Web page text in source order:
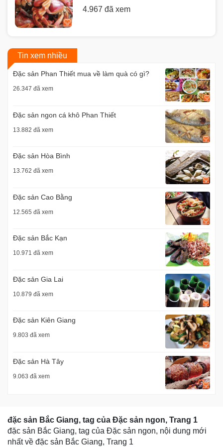
4.967 đã xem
Tin xem nhiều
Đặc sản Phan Thiết mua về làm quà có gì?
26.347 đã xem
Đặc sản ngon cá khô Phan Thiết
13.882 đã xem
Đặc sản Hòa Bình
13.762 đã xem
Đặc sản Cao Bằng
12.565 đã xem
Đặc sản Bắc Kạn
10.971 đã xem
Đặc sản Gia Lai
10.879 đã xem
Đặc sản Kiên Giang
9.803 đã xem
Đặc sản Hà Tây
9.063 đã xem
đặc sản Bắc Giang, tag của Đặc sản ngon, Trang 1
đặc sản Bắc Giang, tag của Đặc sản ngon, nội dung mới
nhất về đặc sản Bắc Giang, Trang 1